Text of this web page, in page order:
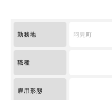
勤務地 阿見町
職種
雇用形態